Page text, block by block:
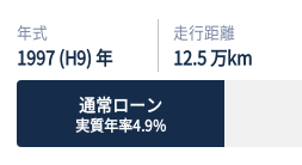
年式
1997 (H9) 年
走行距離
12.5万km
通常ローン
実質年率4.9%